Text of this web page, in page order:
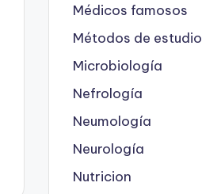
Médicos famosos
Métodos de estudio
Microbiología
Nefrología
Neumología
Neurología
Nutricion